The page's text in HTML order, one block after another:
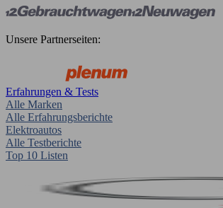
Unsere Partnerseiten:
Erfahrungen & Tests
Alle Marken
Alle Erfahrungsberichte
Elektroautos
Alle Testberichte
Top 10 Listen